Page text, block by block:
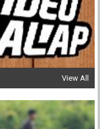
View All